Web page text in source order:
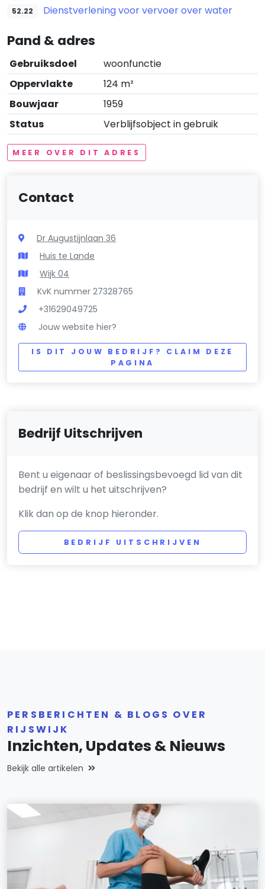
52.22 Dienstverlening voor vervoer over water
Pand & adres
Gebruiksdoel
woonfunctie
Oppervlakte
124 m²
Bouwjaar
1959
Status
Verblijfsobject in gebruik
MEER OVER DIT ADRES
Contact
Dr Augustijnlaan 36
Huis te Lande
Wijk 04
KvK nummer 27328765
+31629049725
Jouw website hier?
IS DIT JOUW BEDRIJF? CLAIM DEZE
PAGINA
Bedrijf Uitschrijven
Bent u eigenaar of beslissingsbevoegd lid van dit
bedrijf en wilt u het uitschrijven?
Klik dan op de knop hieronder.
BEDRIJF UITSCHRIJVEN
PERSBERICHTEN & BLOGS OVER
RIJSWIJK
Inzichten, Updates & Nieuws
Bekijk alle artikelen